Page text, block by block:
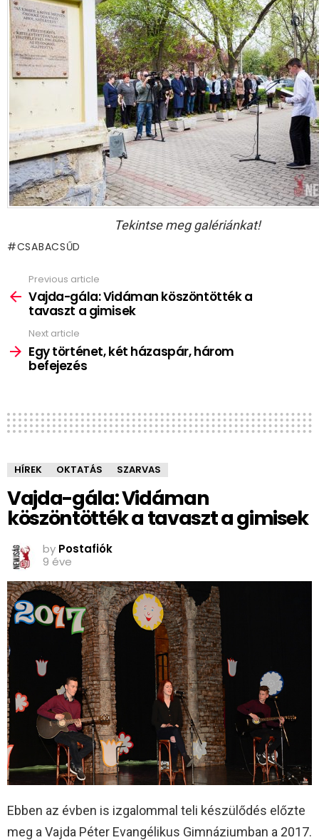
Tekintse meg galériánkat!
CSABACSŰD
more
Previous article
Vajda-gála: Vidáman köszöntötték a
tavaszt a gimisek
Next article
Egy történet, két házaspár, három
befejezés
HÍREK OKTATÁS SZARVAS
Vajda-gála: Vidáman
köszöntötték a tavaszt a gimisek
by Postafiók
9 éve
Ebben az évben is izgalommal teli készülődés előzte
meg a Vajda Péter Evangélikus Gimnáziumban a 2017.